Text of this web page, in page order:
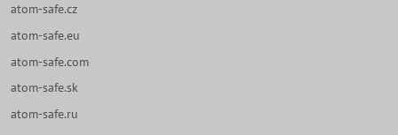
atom-safe.cz
atom-safe.eu
atom-safe.com
atom-safe.sk
atom-safe.ru